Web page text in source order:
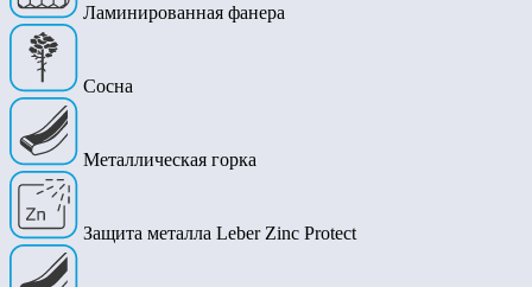
Ламинированная фанера
Сосна
Металлическая горка
Защита металла Leber Zinc Protect